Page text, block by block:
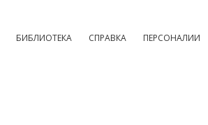
БИБЛИОТЕКА СПРАВКА ПЕРСОНАЛИИ